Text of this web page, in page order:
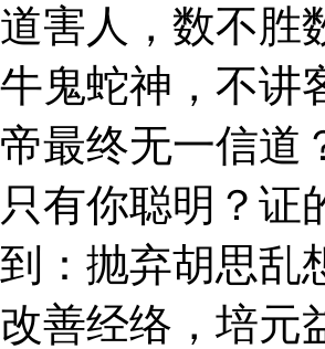
道害人，数不胜
牛鬼蛇神，不讲
帝最终无一信道
只有你聪明？证
到：抛弃胡思乱
改善经络，培元